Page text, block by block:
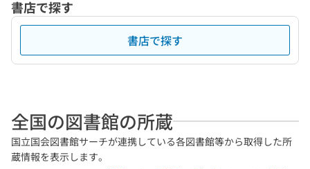
書店で探す
書店で探す
全国の図書館の所蔵
国立国会図書館サーチが連携している各図書館等から取得した所
蔵情報を表示します。